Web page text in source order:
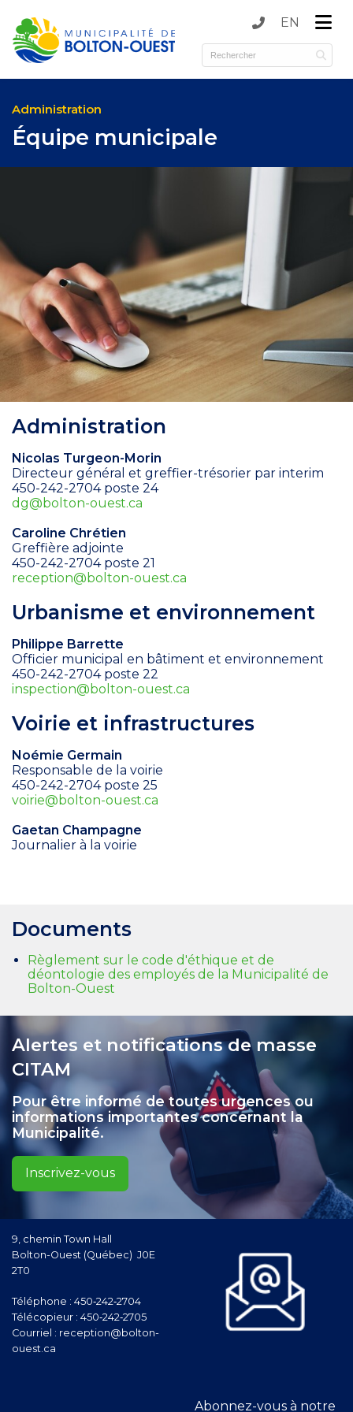
(Municipalité )
(Services )
EN
Administration
Équipe municipale
Administration
Nicolas Turgeon-Morin
Directeur général et greffier-trésorier par interim
450-242-2704 poste 24
dg@bolton-ouest.ca
Caroline Chrétien
Greffière adjointe
450-242-2704 poste 21
reception@bolton-ouest.ca
Urbanisme et environnement
Philippe Barrette
Officier municipal en bâtiment et environnement
450-242-2704 poste 22
inspection@bolton-ouest.ca
Voirie et infrastructures
Noémie Germain
Responsable de la voirie
450-242-2704 poste 25
voirie@bolton-ouest.ca
Gaetan Champagne
Journalier à la voirie
Documents
Règlement sur le code d'éthique et de
déontologie des employés de la Municipalité de
Bolton-Ouest
Alertes et notifications de masse
CITAM
Pour être informé de toutes urgences ou
informations importantes concernant la
Municipalité.
Inscrivez-vous
9, chemin Town Hall
Bolton-Ouest (Québec) J0E
2T0
Téléphone : 450‑242‑2704
Télécopieur : 450‑242‑2705
Courriel : reception@bolton-
ouest.ca
Abonnez-vous à notre